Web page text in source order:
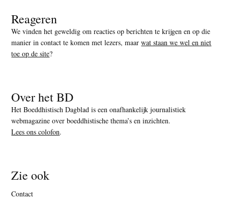
Reageren
We vinden het geweldig om reacties op berichten te krijgen en op die
manier in contact te komen met lezers, maarwat staan we wel en niet
toe op de site?
Over het BD
Het Boeddhistisch Dagblad is een onafhankelijk journalistiek
webmagazine over boeddhistische thema’s en inzichten.
Lees ons colofon.
Zie ook
Contact